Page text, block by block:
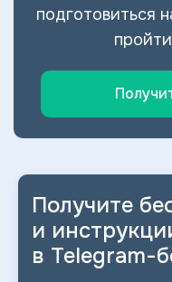
подготовиться
Получите
и
в Telegram-